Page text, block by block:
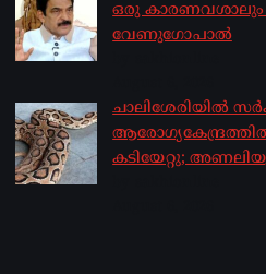
ഒരു കാരണവശാലും
വേണു​ഗോപാൽ
ചാലിശേരിയില്‍
കടിയേറ്റു;